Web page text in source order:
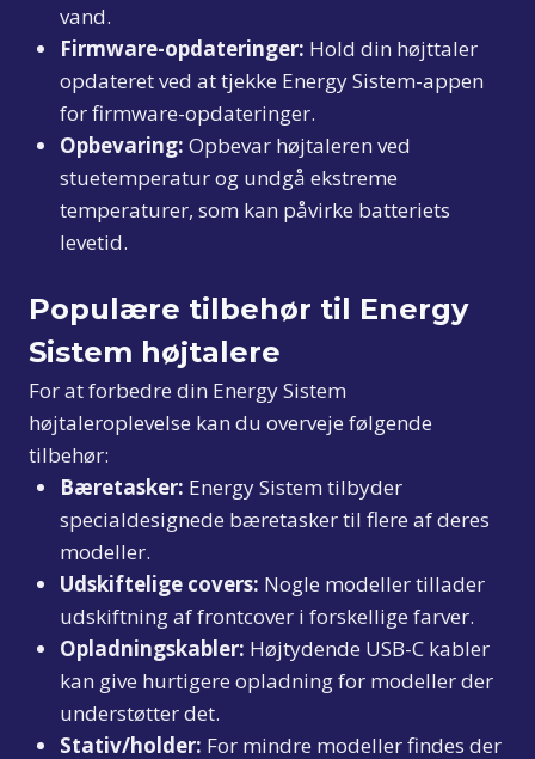
vand.
Firmware-opdateringer: Hold din højttaler
opdateret ved at tjekke Energy Sistem-appen
for firmware-opdateringer.
Opbevaring: Opbevar højtaleren ved
stuetemperatur og undgå ekstreme
temperaturer, som kan påvirke batteriets
levetid.
Populære tilbehør til Energy
Sistem højtalere
For at forbedre din Energy Sistem
højtaleroplevelse kan du overveje følgende
tilbehør:
Bæretasker: Energy Sistem tilbyder
specialdesignede bæretasker til flere af deres
modeller.
Udskiftelige covers: Nogle modeller tillader
udskiftning af frontcover i forskellige farver.
Opladningskabler: Højtydende USB-C kabler
kan give hurtigere opladning for modeller der
understøtter det.
Stativ/holder: For mindre modeller findes der